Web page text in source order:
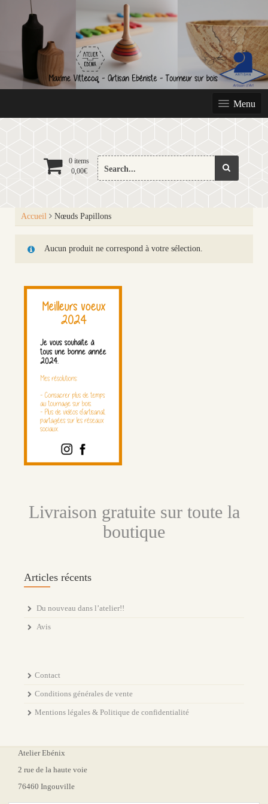
content
Menu
0 items
0,00€
Search
for:
Accueil Nœuds Papillons
Aucun produit ne correspond à votre sélection.
Livraison gratuite sur toute la
boutique
Articles récents
Du nouveau dans l’atelier!!
Avis
Contact
Conditions générales de vente
Mentions légales & Politique de confidentialité
Atelier Ebénix
2 rue de la haute voie
76460 Ingouville